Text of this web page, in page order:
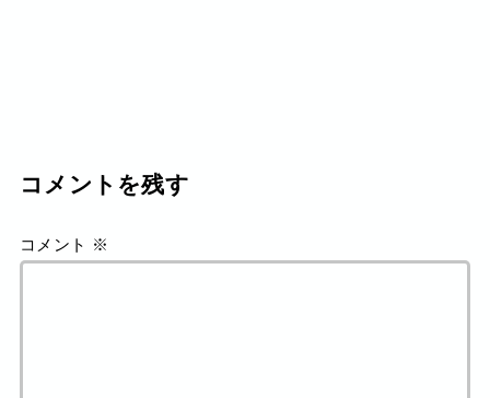
コメントを残す
コメント ※